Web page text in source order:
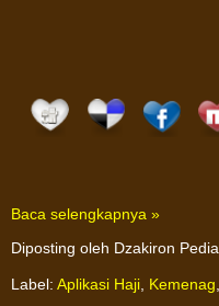
Baca selengkapnya »
Diposting oleh Dzakiron Pedia
Label: Aplikasi Haji Kemenag